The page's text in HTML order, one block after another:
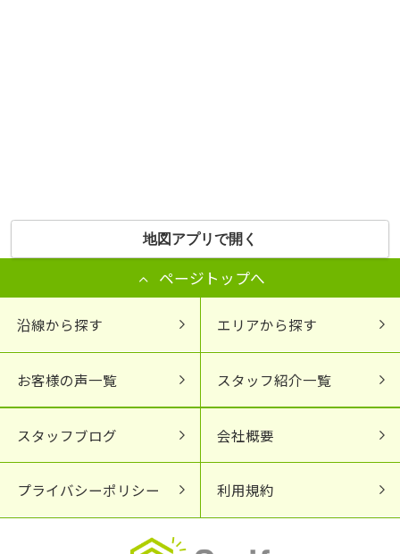
地図アプリで開く
ページトップへ
沿線から探す エリアから探す
お客様の声一覧 スタッフ紹介一覧
スタッフブログ 会社概要
プライバシーポリシー 利用規約